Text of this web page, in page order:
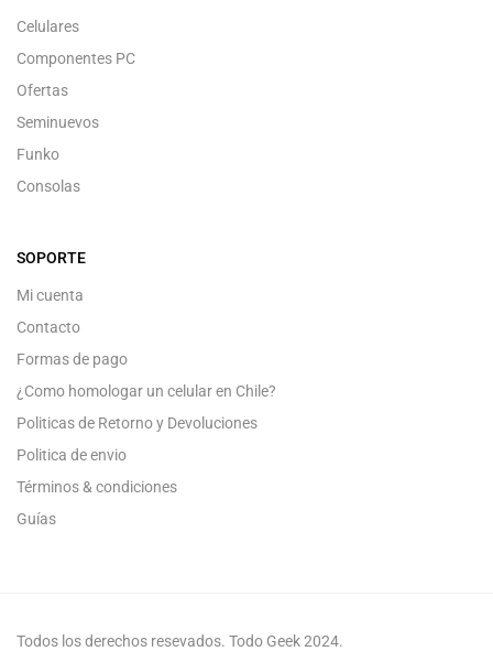
Celulares
Componentes PC
Ofertas
Seminuevos
Funko
Consolas
SOPORTE
Mi cuenta
Contacto
Formas de pago
¿Como homologar un celular en Chile?
Politicas de Retorno y Devoluciones
Politica de envio
Términos & condiciones
Guías
Todos los derechos resevados. Todo Geek 2024.